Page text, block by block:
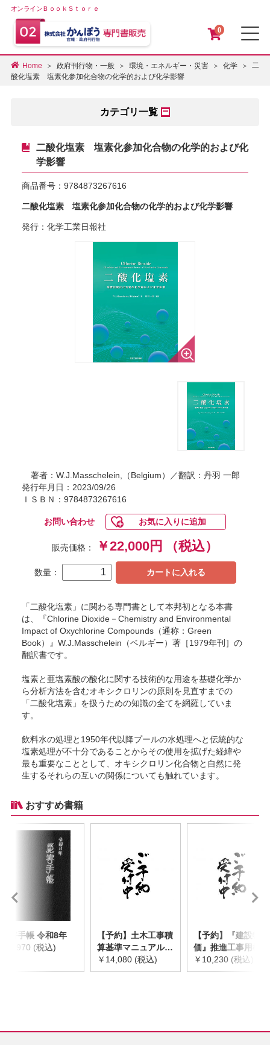
オンラインＢｏｏｋＳｔｏｒｅ
0
Home 政府刊行物・一般 環境・エネルギー・災害 化学
二
酸化塩素 塩素化参加化合物の化学的および化学影響
カテゴリ一覧
二酸化塩素 塩素化参加化合物の化学的および化
学影響
商品番号： 9784873267616
二酸化塩素 塩素化参加化合物の化学的および化学影響
発行：化学工業日報社
著者：W.J.Masschelein,（Belgium）／翻訳：丹羽 一郎
発行年月日：2023/09/26
ＩＳＢＮ：9784873267616
お問い合わせ お気に入りに追加
販売価格： ￥22,000円 （税込）
数量： カートに入れる
「二酸化塩素」に関わる専門書として本邦初となる本書
は、『Chlorine Dioxide－Chemistry and Environmental
Impact of Oxychlorine Compounds（通称：Green
Book）』W.J.Masschelein（ベルギー）著［1979年刊］の
翻訳書です。
塩素と亜塩素酸の酸化に関する技術的な用途を基礎化学か
ら分析方法を含むオキシクロリンの原則を見直すまでの
「二酸化塩素」を扱うための知識の全てを網羅していま
す。
飲料水の処理と1950年代以降プールの水処理へと伝統的な
塩素処理が不十分であることからその使用を拡げた経緯や
最も重要なこととして、オキシクロリン化合物と自然に発
生するそれらの互いの関係についても触れています。
おすすめ書籍
災害手帳 令和8年
￥2,970 (税込)
【予約】土木工事積
算基準マニュアル
令和8年度版
※2026年8月下旬発
￥14,080 (税込)
【予約】『建設物
価』推進工事用機械
器具等基礎価格表
2026年度版
￥10,230 (税込)